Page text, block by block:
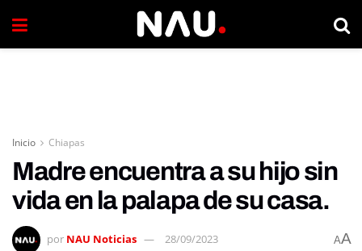
Inicio Chiapas
Madre encuentra a su hijo sin
vida en la palapa de su casa.
por NAU Noticias 28/09/2023 AA